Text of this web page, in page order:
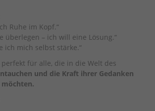
Ruhe im Kopf.“
überlegen – ich will eine Lösung.“
ich mich selbst stärke.“
perfekt für alle, die in die Welt des
und die Kraft ihrer Gedanken